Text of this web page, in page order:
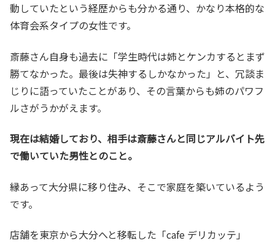
動していたという経歴からも分かる通り、かなり本格的な
体育会系タイプの女性です。
斎藤さん自身も過去に「学生時代は姉とケンカするとまず
勝てなかった。最後は失神するしかなかった」と、冗談ま
じりに語っていたことがあり、その言葉からも姉のパワフ
ルさがうかがえます。
現在は結婚しており、相手は斎藤さんと同じアルバイト先
で働いていた男性とのこと。
縁あって大分県に移り住み、そこで家庭を築いているよう
です。
店舗を東京から大分へと移転した「cafe デリカッテ」